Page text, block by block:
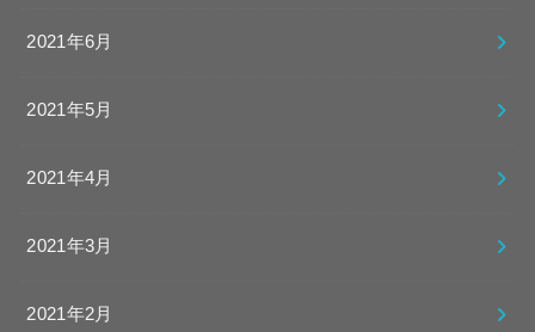
2021年6月
2021年5月
2021年4月
2021年3月
2021年2月